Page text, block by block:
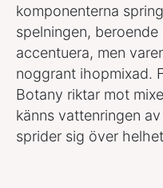
komponenterna
spelningen,
accentuera, men
noggrant ihopmixad.
Botany riktar mot
känns vattenringen
sprider sig över